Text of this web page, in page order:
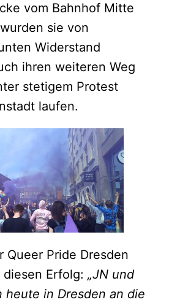
vom Bahnhof Mitte
sie von
Widerstand
ihren weiteren Weg
stetigem Protest
laufen.
Queer Pride Dresden
Erfolg: „JN und
heute in Dresden an die